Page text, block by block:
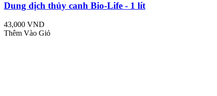
Dung dịch thủy canh Bio-Life - 1 lít
43,000 VND
Thêm Vào Giỏ